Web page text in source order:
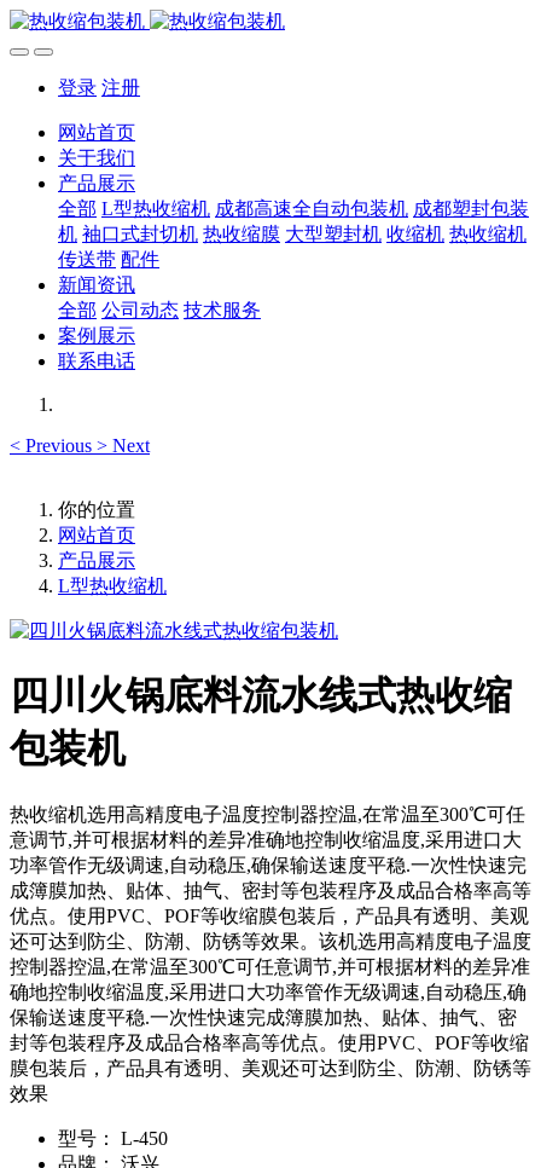
登录 注册
网站首页
关于我们
产品展示
全部 L型热收缩机 成都高速全自动包装机 成都塑封包装
机 袖口式封切机 热收缩膜 大型塑封机 收缩机 热收缩机
传送带 配件
新闻资讯
全部 公司动态 技术服务
案例展示
联系电话
< Previous > Next
你的位置
网站首页
产品展示
L型热收缩机
四川火锅底料流水线式热收缩
包装机
热收缩机选用高精度电子温度控制器控温,在常温至300℃可任
意调节,并可根据材料的差异准确地控制收缩温度,采用进口大
功率管作无级调速,自动稳压,确保输送速度平稳.一次性快速完
成簿膜加热、贴体、抽气、密封等包装程序及成品合格率高等
优点。使用PVC、POF等收缩膜包装后，产品具有透明、美观
还可达到防尘、防潮、防锈等效果。该机选用高精度电子温度
控制器控温,在常温至300℃可任意调节,并可根据材料的差异准
确地控制收缩温度,采用进口大功率管作无级调速,自动稳压,确
保输送速度平稳.一次性快速完成簿膜加热、贴体、抽气、密
封等包装程序及成品合格率高等优点。使用PVC、POF等收缩
膜包装后，产品具有透明、美观还可达到防尘、防潮、防锈等
效果
型号：
L-450
品牌：
沃兴